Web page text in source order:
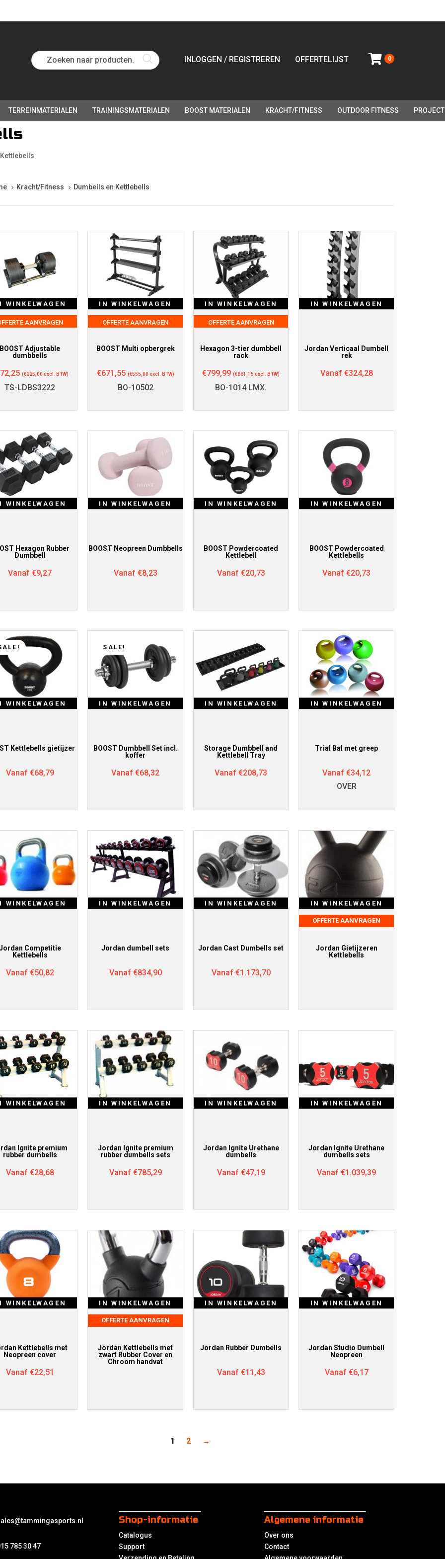
Zoeken naar producten... INLOGGEN / REGISTREREN OFFERTELIJST 0
TERREINMATERIALEN TRAININGSMATERIALEN BOOST MATERIALEN KRACHT/FITNESS OUTDOOR FITNESS
Kracht/Fitness Dumbells en Kettlebells
WINKELWAGEN
AANVRAGEN
BOOST Adjustable
dumbbells
(€225,00 excl. BTW)
TS-LDBS3222
IN WINKELWAGEN
OFFERTE AANVRAGEN
BOOST Multi opbergrek
€671,55 (€555,00 excl. BTW)
BO-10502
IN WINKELWAGEN
OFFERTE AANVRAGEN
Hexagon 3-tier dumbbell
rack
€799,99 (€661,15 excl. BTW)
BO-1014 LMX.
IN WINKELWAGEN
Jordan Verticaal Dumbell
rek
Vanaf €324,28
WINKELWAGEN
Hexagon Rubber
Dumbbell
Vanaf€9,27
IN WINKELWAGEN
BOOST Neopreen Dumbbells
Vanaf €8,23
IN WINKELWAGEN
BOOST Powdercoated
Kettlebell
Vanaf €20,73
IN WINKELWAGEN
BOOST Powdercoated
Kettlebells
Vanaf€20,73
WINKELWAGEN
Kettlebells gietijzer
Vanaf €68,79
SALE!
IN WINKELWAGEN
BOOST Dumbbell Set incl.
koffer
Vanaf€68,32
IN WINKELWAGEN
Storage Dumbbell and
Kettlebell Tray
Vanaf€208,73
IN WINKELWAGEN
Trial Bal met greep
Vanaf€34,12
OVER
WINKELWAGEN
Competitie
Kettlebells
Vanaf €50,82
IN WINKELWAGEN
Jordan dumbell sets
Vanaf €834,90
IN WINKELWAGEN
Jordan Cast Dumbells set
Vanaf €1.173,70
IN WINKELWAGEN
OFFERTE AANVRAGEN
Jordan Gietijzeren
Kettlebells
WINKELWAGEN
Ignite premium
rubber dumbells
Vanaf €28,68
IN WINKELWAGEN
Jordan Ignite premium
rubber dumbells sets
Vanaf €785,29
IN WINKELWAGEN
Jordan Ignite Urethane
dumbells
Vanaf €47,19
IN WINKELWAGEN
Jordan Ignite Urethane
dumbells sets
Vanaf€1.039,39
WINKELWAGEN
Kettlebells met
Neopreen cover
Vanaf €22,51
IN WINKELWAGEN
OFFERTE AANVRAGEN
Jordan Kettlebells met
zwart Rubber Cover en
Chroom handvat
IN WINKELWAGEN
Jordan Rubber Dumbells
Vanaf €11,43
IN WINKELWAGEN
Jordan Studio Dumbell
Neopreen
Vanaf €6,17
1 2 →
785 30 47
Shop-informatie
Catalogus
Support
Algemene informatie
Over ons
Contact